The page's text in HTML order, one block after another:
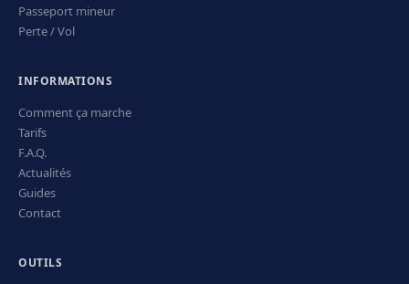
Passeport mineur
Perte / Vol
INFORMATIONS
Comment ça marche
Tarifs
F.A.Q.
Actualités
Guides
Contact
OUTILS